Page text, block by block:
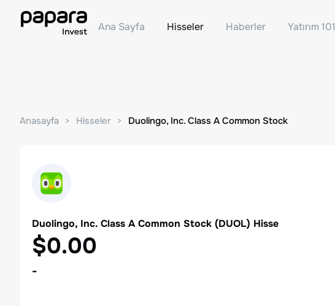
Ana Sayfa Hisseler Haberler Yatırım 101
Anasayfa Hisseler Duolingo, Inc. Class A Common Stock
Duolingo, Inc. Class A Common Stock (DUOL) Hisse
$0.00
-